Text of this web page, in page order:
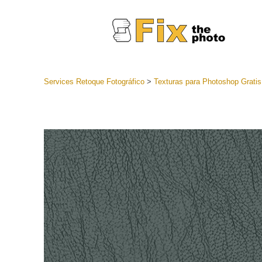
Servicios
Ajustes
mejor
Services Retoque Fotográfico> Texturas para Photoshop Gratis